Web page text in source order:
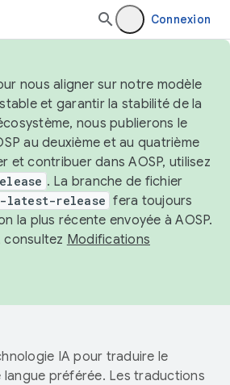
Connexion
nous aligner sur notre modèle
et garantir la stabilité de la
nous publierons le
au deuxième et au quatrième
et contribuer dans AOSP, utilisez
. La branche de fichier
latest-release fera toujours
la plus récente envoyée à AOSP.
consultez Modifications
IA pour traduire le
préférée. Les traductions